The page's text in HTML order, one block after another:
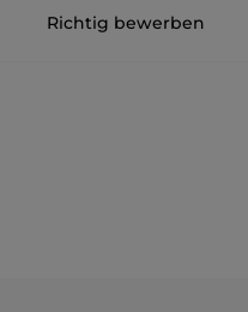
Richtig bewerben